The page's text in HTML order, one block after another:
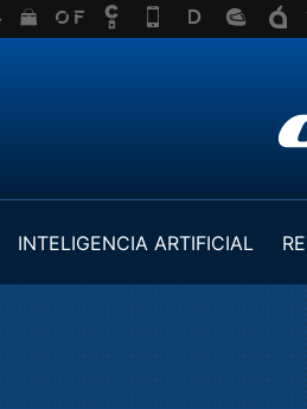
INTELIGENCIA ARTIFICIAL